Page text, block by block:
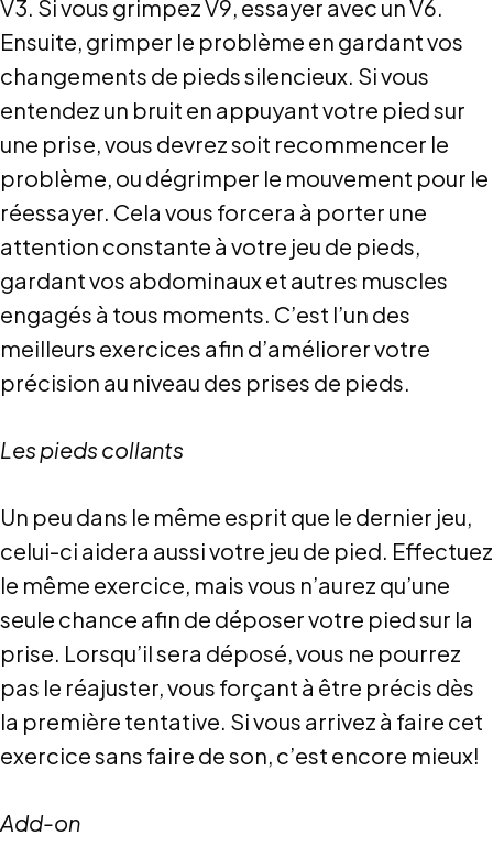
V3. Si vous grimpez V9, essayer avec un V6.
Ensuite, grimper le problème en gardant vos
changements de pieds silencieux. Si vous
entendez un bruit en appuyant votre pied sur
une prise, vous devrez soit recommencer le
problème, ou dégrimper le mouvement pour le
réessayer. Cela vous forcera à porter une
attention constante à votre jeu de pieds,
gardant vos abdominaux et autres muscles
engagés à tous moments. C’est l’un des
meilleurs exercices afin d’améliorer votre
précision au niveau des prises de pieds.
Les pieds collants
Un peu dans le même esprit que le dernier jeu,
celui-ci aidera aussi votre jeu de pied. Effectuez
le même exercice, mais vous n’aurez qu’une
seule chance afin de déposer votre pied sur la
prise. Lorsqu’il sera déposé, vous ne pourrez
pas le réajuster, vous forçant à être précis dès
la première tentative. Si vous arrivez à faire cet
exercice sans faire de son, c’est encore mieux!
Add-on